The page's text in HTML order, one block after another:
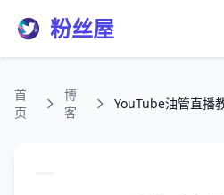
粉丝屋
首
页
博
客